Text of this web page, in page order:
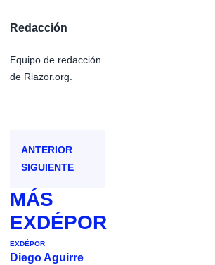
Redacción
Equipo de redacción
de Riazor.org.
ANTERIOR
SIGUIENTE
MÁS
EXDÉPOR
EXDÉPOR
Diego Aguirre